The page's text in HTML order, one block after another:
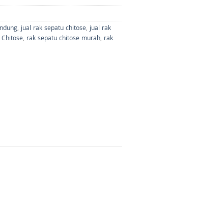
,jual rak sepatu chitose,jual rak
, rak sepatu chitose murah, rak